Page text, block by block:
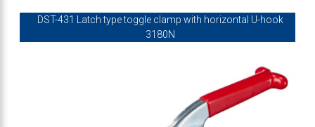
DST-431 Latch type toggle clamp with horizontal U-hook
3180N